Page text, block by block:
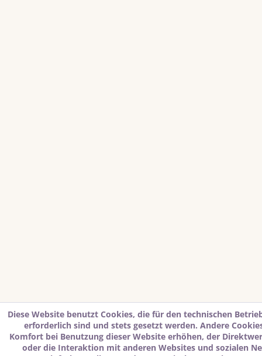
Diese Website benutzt Cookies, die für den technischen
erforderlich sind und stets gesetzt werden. Andere
Komfort bei Benutzung dieser Website erhöhen, der
oder die Interaktion mit anderen Websites und sozialen